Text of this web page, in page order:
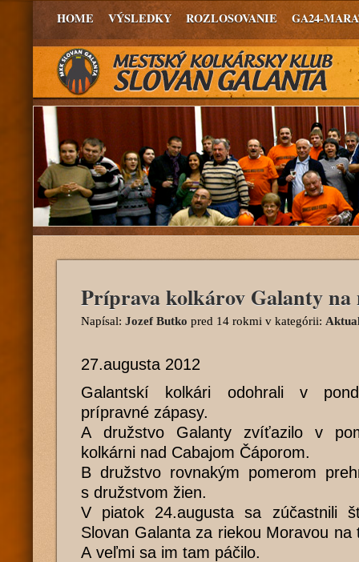
HOME VÝSLEDKY ROZLOSOVANIE GA24-
Príprava kolkárov Galanty na
Napísal: Jozef Butko pred 14 rokmi v kategórii:
27.augusta 2012
Galantskí kolkári odohrali v
prípravné zápasy.
A družstvo Galanty zvíťazilo v
kolkárni nad Cabajom Čáporom.
B družstvo rovnakým pomerom
s družstvom žien.
V piatok 24.augusta sa zúčastnili
Slovan Galanta za riekou Moravou
A veľmi sa im tam páčilo.